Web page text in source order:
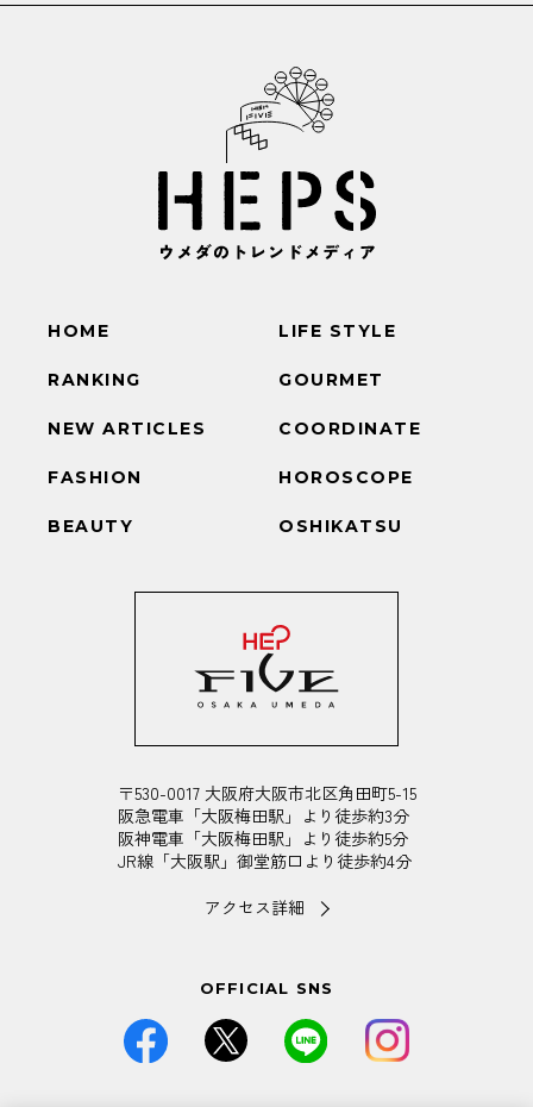
HOME
RANKING
NEW ARTICLES
FASHION
BEAUTY
LIFE STYLE
GOURMET
COORDINATE
HOROSCOPE
OSHIKATSU
〒530-0017 大阪府大阪市北区角田町5-15
阪急電車「大阪梅田駅」より徒歩約3分
阪神電車「大阪梅田駅」より徒歩約5分
JR線「大阪駅」御堂筋口より徒歩約4分
アクセス詳細
OFFICIAL SNS